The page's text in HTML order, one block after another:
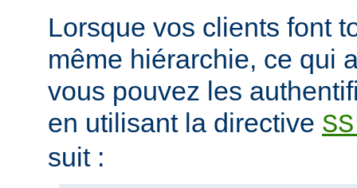
Lorsque vos clients font
même hiérarchie, ce qui
vous pouvez les
en utilisant la directive
suit :